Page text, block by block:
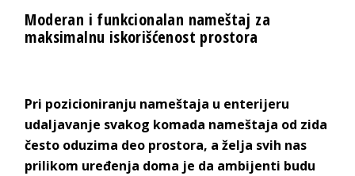
Moderan i funkcionalan nameštaj za
maksimalnu iskorišćenost prostora
Pri pozicioniranju nameštaja u enterijeru
udaljavanje svakog komada nameštaja od zida
često oduzima deo prostora, a želja svih nas
prilikom uređenja doma je da ambijenti budu